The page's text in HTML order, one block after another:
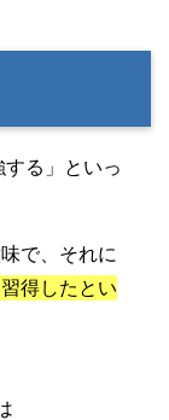
る」といっ
で、それに
習得したとい